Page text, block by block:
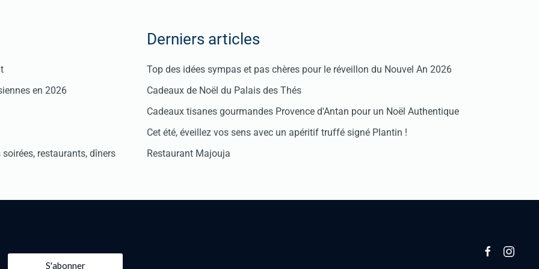
en 2026
restaurants, dîners
Derniers articles
Top des idées sympas et pas chères pour le réveillon du Nouvel An 2026
Cadeaux de Noël du Palais des Thés
Cadeaux tisanes gourmandes Provence d'Antan pour un Noël Authentique
Cet été, éveillez vos sens avec un apéritif truffé signé Plantin !
Restaurant Majouja
S'abonner